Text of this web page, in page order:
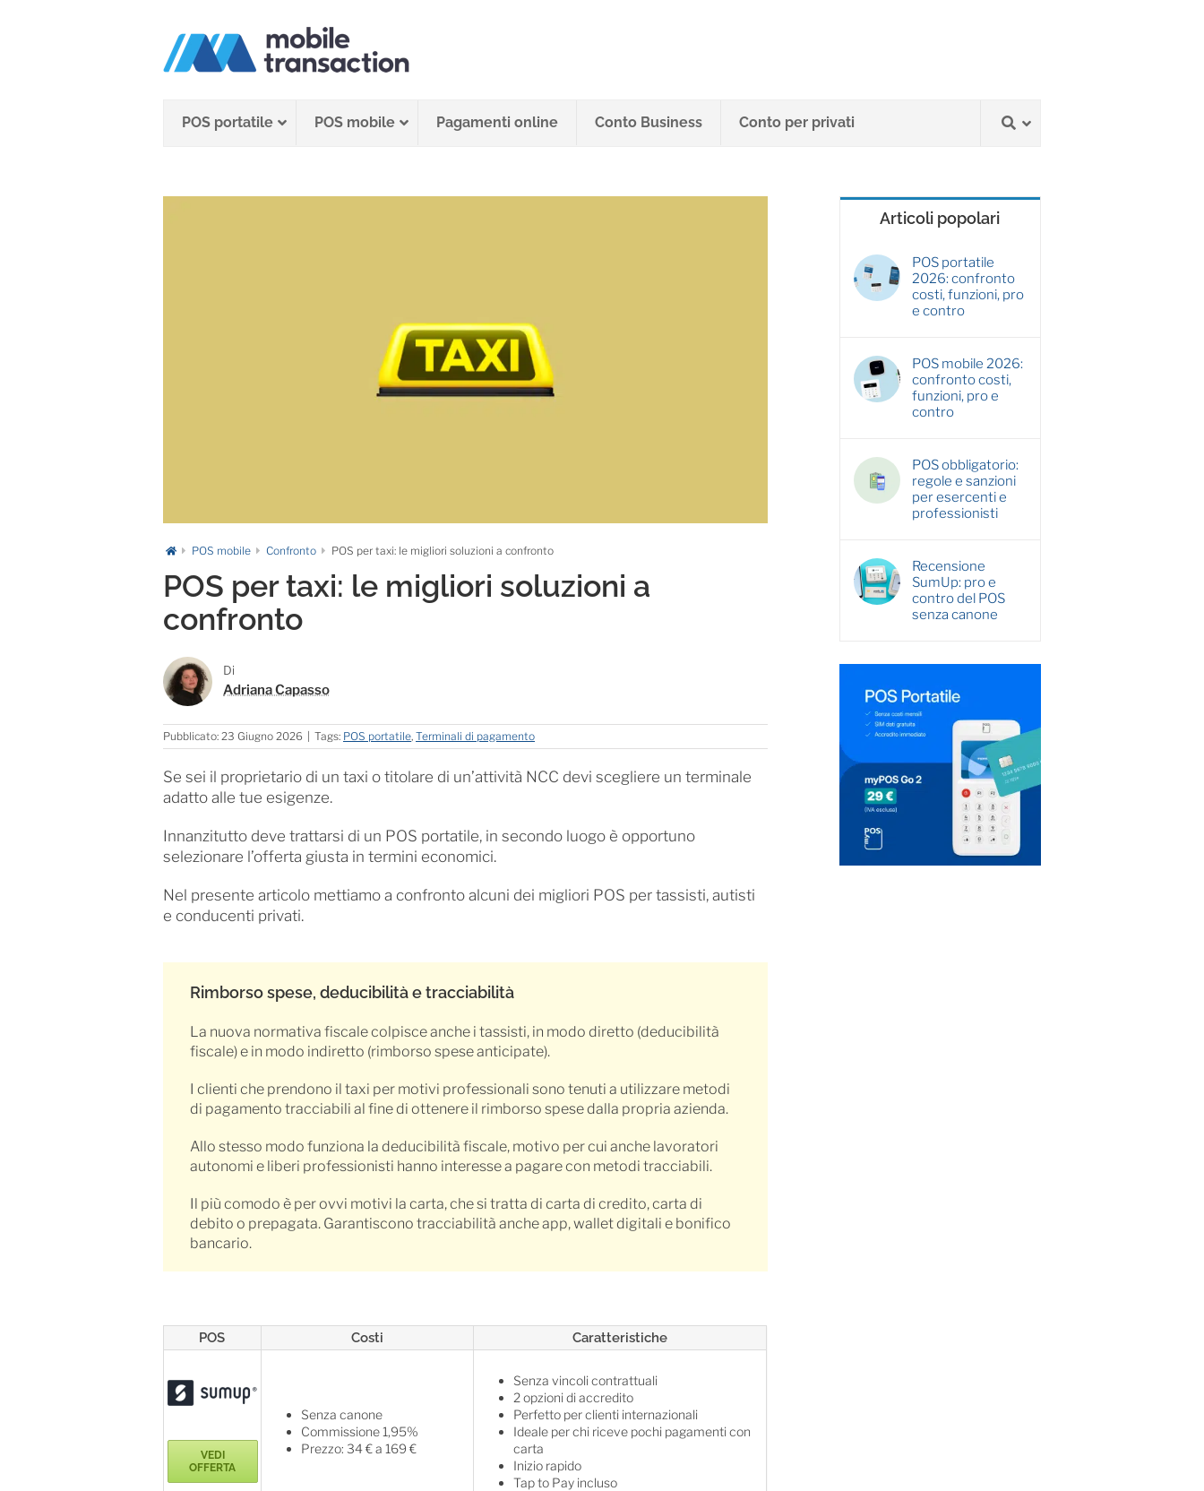
POS portatile POS mobile Pagamenti online Conto Business Conto per privati
POS mobile Confronto POS per taxi: le migliori soluzioni a confronto
POS per taxi: le migliori soluzioni a
confronto
Di
Adriana Capasso
Pubblicato: 23 Giugno 2026 Tags: POS portatile, Terminali di pagamento
Se sei il proprietario di un taxi o titolare di un’attività NCC devi scegliere un terminale
adatto alle tue esigenze.
Innanzitutto deve trattarsi di un POS portatile, in secondo luogo è opportuno
selezionare l’offerta giusta in termini economici.
Nel presente articolo mettiamo a confronto alcuni dei migliori POS per tassisti, autisti
e conducenti privati.
Rimborso spese, deducibilità e tracciabilità
La nuova normativa fiscale colpisce anche i tassisti, in modo diretto (deducibilità
fiscale) e in modo indiretto (rimborso spese anticipate).
I clienti che prendono il taxi per motivi professionali sono tenuti a utilizzare metodi
di pagamento tracciabili al fine di ottenere il rimborso spese dalla propria azienda.
Allo stesso modo funziona la deducibilità fiscale, motivo per cui anche lavoratori
autonomi e liberi professionisti hanno interesse a pagare con metodi tracciabili.
Il più comodo è per ovvi motivi la carta, che si tratta di carta di credito, carta di
debito o prepagata. Garantiscono tracciabilità anche app, wallet digitali e bonifico
bancario.
POS Costi Caratteristiche
VEDI
OFFERTA
Senza canone
Commissione 1,95%
Prezzo: 34 € a 169 €
Senza vincoli contrattuali
2 opzioni di accredito
Perfetto per clienti internazionali
Ideale per chi riceve pochi pagamenti con
carta
Inizio rapido
Tap to Pay incluso
Articoli popolari
POS portatile
2026: confronto
costi, funzioni, pro
e contro
POS mobile 2026:
confronto costi,
funzioni, pro e
contro
POS obbligatorio:
regole e sanzioni
per esercenti e
professionisti
Recensione
SumUp: pro e
contro del POS
senza canone